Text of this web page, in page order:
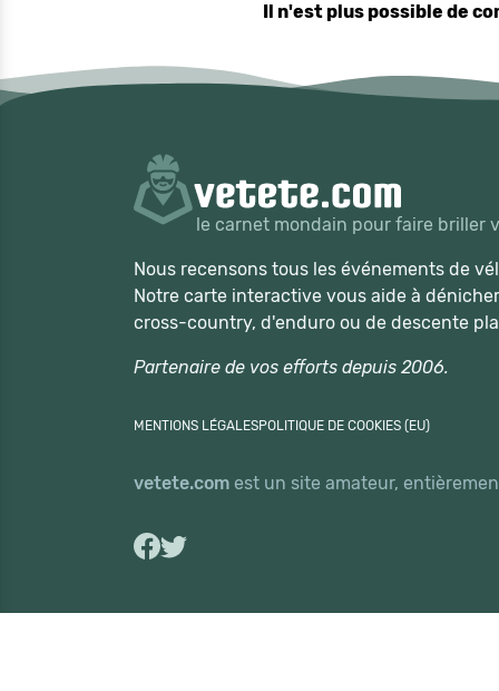
Il n'est plus possible de
le carnet mondain pour faire briller
Nous recensons tous les événements de
Notre carte interactive vous aide à
cross-country, d'enduro ou de descente
Partenaire de vos efforts depuis 2006.
MENTIONS LÉGALESPOLITIQUE DE COOKIES (EU)
vetete.com est un site amateur,